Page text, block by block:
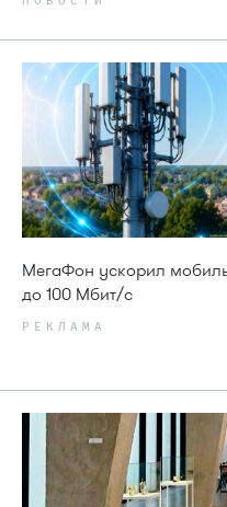
МегаФон ускорил
до 100 Мбит/с
РЕКЛАМА